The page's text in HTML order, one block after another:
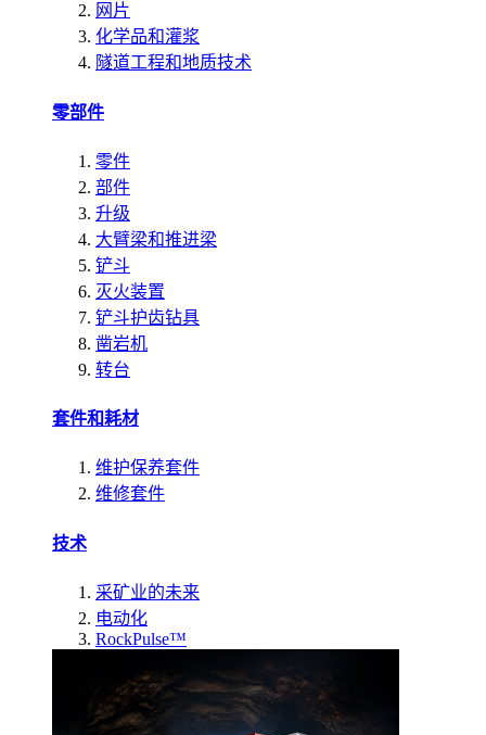
网片
化学品和灌浆
隧道工程和地质技术
零部件
零件
部件
升级
大臂梁和推进梁
铲斗
灭火装置
铲斗护齿钻具
凿岩机
转台
套件和耗材
维护保养套件
维修套件
技术
采矿业的未来
电动化
RockPulse™